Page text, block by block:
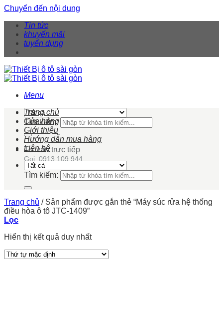
Chuyển đến nội dung
Tin tức
khuyến mãi
tuyển dụng
Menu
Tìm kiếm:
Tư vấn trực tiếp
Gọi: 0913 109 944
Trang chủ
Cửa hàng
Giới thiệu
Hướng dẫn mua hàng
Liên hệ
Tìm kiếm:
Trang chủ /Sản phẩm được gắn thẻ “Máy súc rửa hệ thống
điều hòa ô tô JTC-1409”
Lọc
Hiển thị kết quả duy nhất